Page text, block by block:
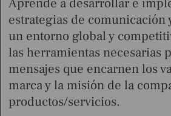
estrategias de comunicación
un entorno global y
las herramientas necesarias
mensajes que encarnen los
marca y la misión de la
productos/servicios.